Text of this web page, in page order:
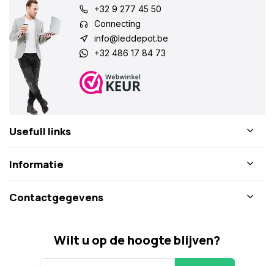
+32 9 277 45 50
Connecting
info@leddepot.be
+32 486 17 84 73
Usefull links
Informatie
Contactgegevens
Wilt u op de hoogte blijven?